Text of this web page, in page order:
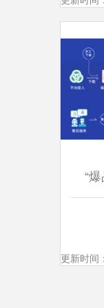
“
厂”
更新时间